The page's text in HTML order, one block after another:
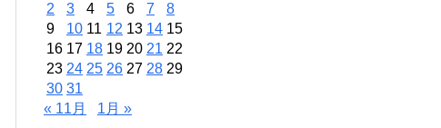
2
3 4 5 6 7
8
9
10 11 12 13 14 15
16 17 18 19 20 21 22
23 24 25 26 27 28 29
30 31
« 11月
1月 »